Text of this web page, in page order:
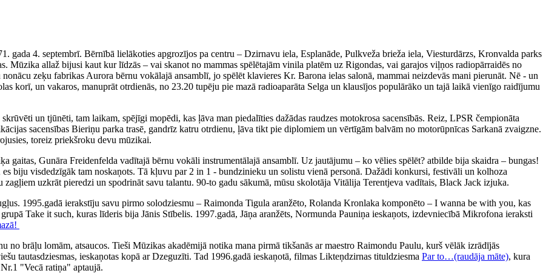
gada 4. septembrī. Bērnībā lielākoties apgrozījos pa centru – Dzirnavu iela, Esplanāde, Pulkveža brieža iela, Viesturdārzs, Kronvalda parks
Mūzika allaž bijusi kaut kur līdzās – vai skanot no mammas spēlētajām vinila platēm uz Rigondas, vai garajos viļņos radiopārraidēs no
zeķu fabrikas Aurora bērnu vokālajā ansamblī, jo spēlēt klavieres Kr. Barona ielas salonā, mammai neizdevās mani pierunāt. Nē - un
korī, un vakaros, manuprāt otrdienās, no 23.20 tupēju pie mazā radioaparāta Selga un klausījos populārāko un tajā laikā vienīgo raidījumu
un tjūnēti, tam laikam, spējīgi mopēdi, kas ļāva man piedalīties dažādas raudzes motokrosa sacensībās. Reiz, LPSR čempionāta
sacensības Bieriņu parka trasē, gandrīz katru otrdienu, ļāva tikt pie diplomiem un vērtīgām balvām no motorūpnīcas Sarkanā zvaigzne.
toreiz priekšroku devu mūzikai.
gaitas, Gunāra Freidenfelda vadītajā bērnu vokāli instrumentālajā ansamblī. Uz jautājumu – ko vēlies spēlēt? atbilde bija skaidra – bungas!
biju visdedzīgāk tam noskaņots. Tā kļuvu par 2 in 1 - bundzinieku un solistu vienā personā. Dažādi konkursi, festivāli un kolhoza
uzkrāt pieredzi un spodrināt savu talantu. 90-to gadu sākumā, mūsu skolotāja Vitālija Terentjeva vadītais, Black Jack izjuka.
1995.gadā ierakstīju savu pirmo solodziesmu – Raimonda Tigula aranžēto, Rolanda Kronlaka komponēto – I wanna be with you, kas
Take it such, kuras līderis bija Jānis Stībelis. 1997.gadā, Jāņa aranžēts, Normunda Pauniņa ieskaņots, izdevniecībā Mikrofona ieraksti
brāļu lomām, atsaucos. Tieši Mūzikas akadēmijā notika mana pirmā tikšanās ar maestro Raimondu Paulu, kurš vēlāk izrādījās
tautasdziesmas, ieskaņotas kopā ar Dzeguzīti. Tad 1996.gadā ieskaņotā, filmas Likteņdzirnas tituldziesma Par to…(raudāja māte), kura
"Vecā ratiņa" aptaujā.